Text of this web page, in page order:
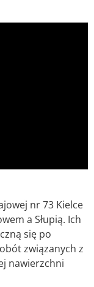
nr 73 Kielce
a Słupią. Ich
się po
związanych z
nawierzchni